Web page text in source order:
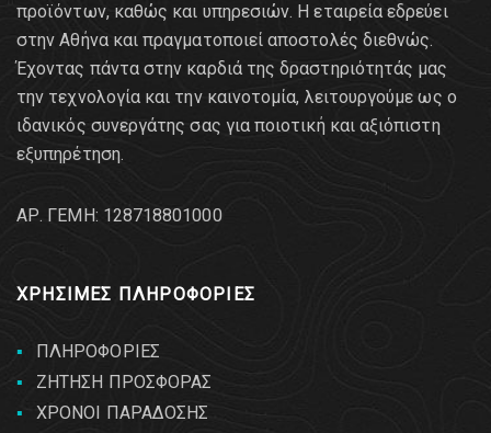
προϊόντων, καθώς και υπηρεσιών. Η εταιρεία εδρεύει
στην Αθήνα και πραγματοποιεί αποστολές διεθνώς.
Έχοντας πάντα στην καρδιά της δραστηριότητάς μας
την τεχνολογία και την καινοτομία, λειτουργούμε ως ο
ιδανικός συνεργάτης σας για ποιοτική και αξιόπιστη
εξυπηρέτηση.
AΡ. ΓΕΜΗ: 128718801000
ΧΡΗΣΙΜΕΣ ΠΛΗΡΟΦΟΡΙΕΣ
ΠΛΗΡΟΦΟΡΙΕΣ
ΖΗΤΗΣΗ ΠΡΟΣΦΟΡΑΣ
ΧΡΟΝΟΙ ΠΑΡΑΔΟΣΗΣ